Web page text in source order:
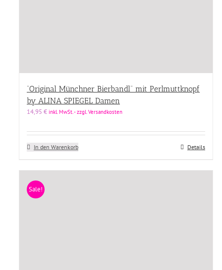
“Original Münchner Bierbandl” mit Perlmuttknopf
by ALINA SPIEGEL Damen
14,95 € inkl. MwSt. - zzgl. Versandkosten
In den Warenkorb Details
Sale!